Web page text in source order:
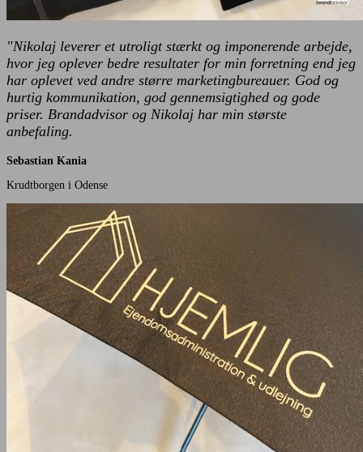
"Nikolaj leverer et utroligt stærkt og imponerende arbejde,
hvor jeg oplever bedre resultater for min forretning end jeg
har oplevet ved andre større marketingbureauer. God og
hurtig kommunikation, god gennemsigtighed og gode
priser. Brandadvisor og Nikolaj har min største
anbefaling.
Sebastian Kania
Krudtborgen i Odense